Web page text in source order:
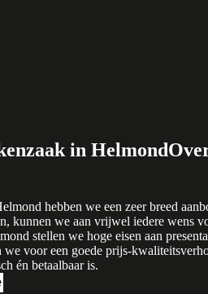
in Helmond
hebben we een zeer breed
kunnen we aan vrijwel iedere wens
stellen we hoge eisen aan
voor een goede prijs-
én betaalbaar is.